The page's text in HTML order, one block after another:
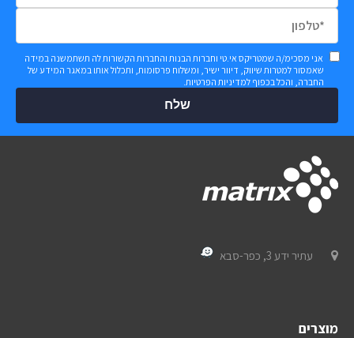
אני מסכימ/ה שמטריקס אי.טי וחברות הבנות והחברות הקשורות לה תשתמשנה במידה
שאמסור למטרות שיווק, דיוור ישיר, ומשלוח פרסומות, ותכלול אותו במאגר המידע של
החברה, והכל בכפוף למדיניות הפרטיות
שלח
עתיר ידע 3, כפר-סבא
מוצרים